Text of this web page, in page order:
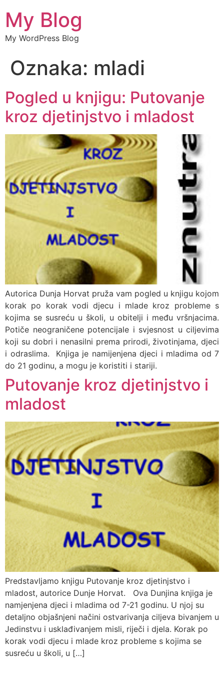
My Blog
My WordPress Blog
Oznaka: mladi
Pogled u knjigu: Putovanje
kroz djetinjstvo i mladost
Autorica Dunja Horvat pruža vam pogled u knjigu kojom
korak po korak vodi djecu i mlade kroz probleme s
kojima se susreću u školi, u obitelji i među vršnjacima.
Potiče neograničene potencijale i svjesnost u ciljevima
koji su dobri i nenasilni prema prirodi, životinjama, djeci
i odraslima. Knjiga je namijenjena djeci i mladima od 7
do 21 godinu, a mogu je koristiti i stariji.
Putovanje kroz djetinjstvo i
mladost
Predstavljamo knjigu Putovanje kroz djetinjstvo i
mladost, autorice Dunje Horvat. Ova Dunjina knjiga je
namjenjena djeci i mladima od 7-21 godinu. U njoj su
detaljno objašnjeni načini ostvarivanja ciljeva bivanjem u
Jedinstvu i usklađivanjem misli, riječi i djela. Korak po
korak vodi djecu i mlade kroz probleme s kojima se
susreću u školi, u […]